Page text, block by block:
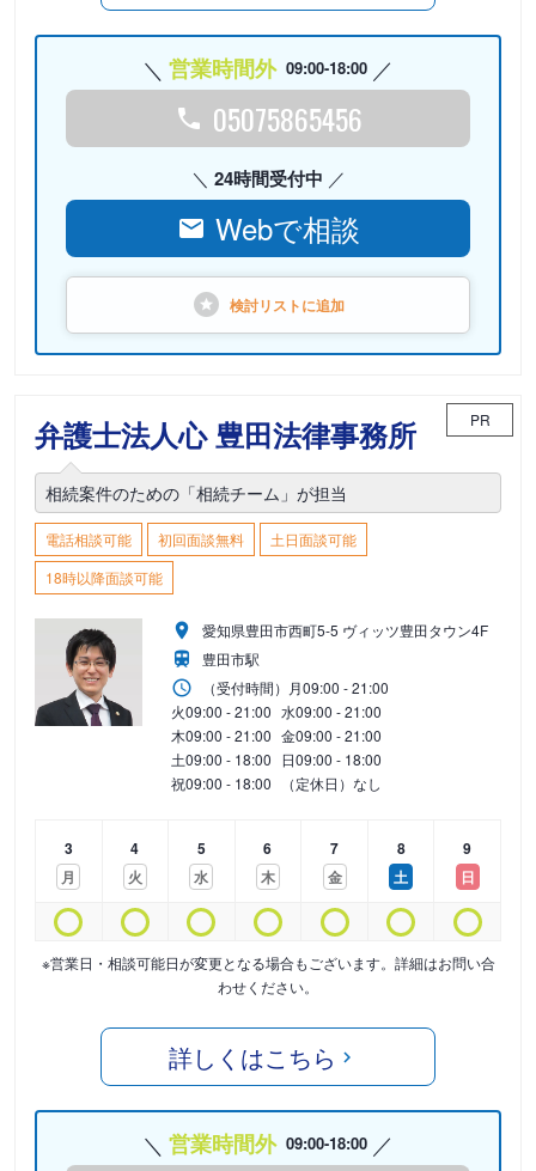
営業時間外 09:00-18:00
05075865456
24時間受付中
Webで相談
検討リストに追加
弁護士法人心 豊田法律事務所 PR
相続案件のための「相続チーム」が担当
電話相談可能 初回面談無料
土日面談可能
18時以降面談可能
愛知県豊田市西町5-5 ヴィッツ豊田タウン4F
豊田市駅
（受付時間） 月09:00 - 21:00
火09:00 - 21:00 水09:00 - 21:00
木09:00 - 21:00 金09:00 - 21:00
土09:00 - 18:00 日09:00 - 18:00
祝09:00 - 18:00 （定休日）なし
3
月
4
火
5
水
6
木
7
金
8
土
9
日
※営業日・相談可能日が変更となる場合もございます。詳細はお問い合
わせください。
詳しくはこちら
営業時間外 09:00-18:00